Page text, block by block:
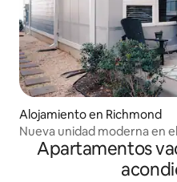
Alojamiento en Richmond
Nueva unidad moderna en
Mánchester.
Apartamentos